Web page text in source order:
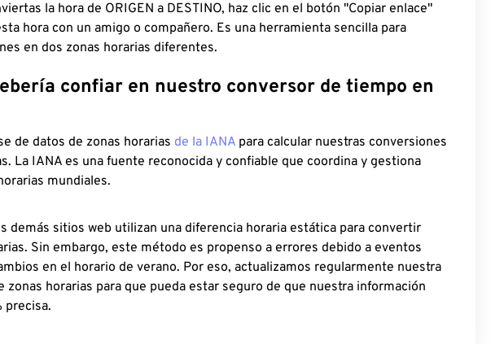
la hora de ORIGEN a DESTINO, haz clic en el botón "Copiar enlace"
hora con un amigo o compañero. Es una herramienta sencilla para
en dos zonas horarias diferentes.
confiar en nuestro conversor de tiempo en
de datos de zonas horarias de la IANA para calcular nuestras conversiones
La IANA es una fuente reconocida y confiable que coordina y gestiona
mundiales.
demás sitios web utilizan una diferencia horaria estática para convertir
Sin embargo, este método es propenso a errores debido a eventos
en el horario de verano. Por eso, actualizamos regularmente nuestra
zonas horarias para que pueda estar seguro de que nuestra información
precisa.